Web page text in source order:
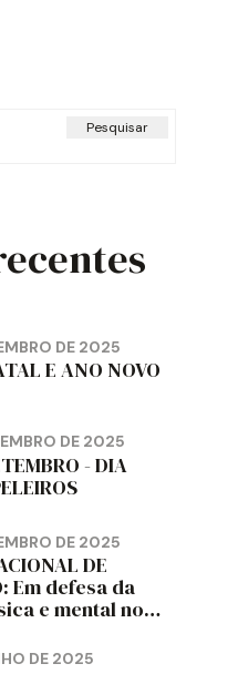
DE 2025
E ANO NOVO
DE 2025
- DIA
DE 2025
DE
e mental no
sindical.
DE 2025